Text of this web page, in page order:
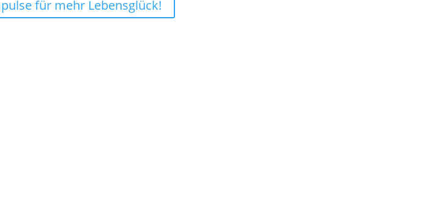
für mehr Lebensglück!